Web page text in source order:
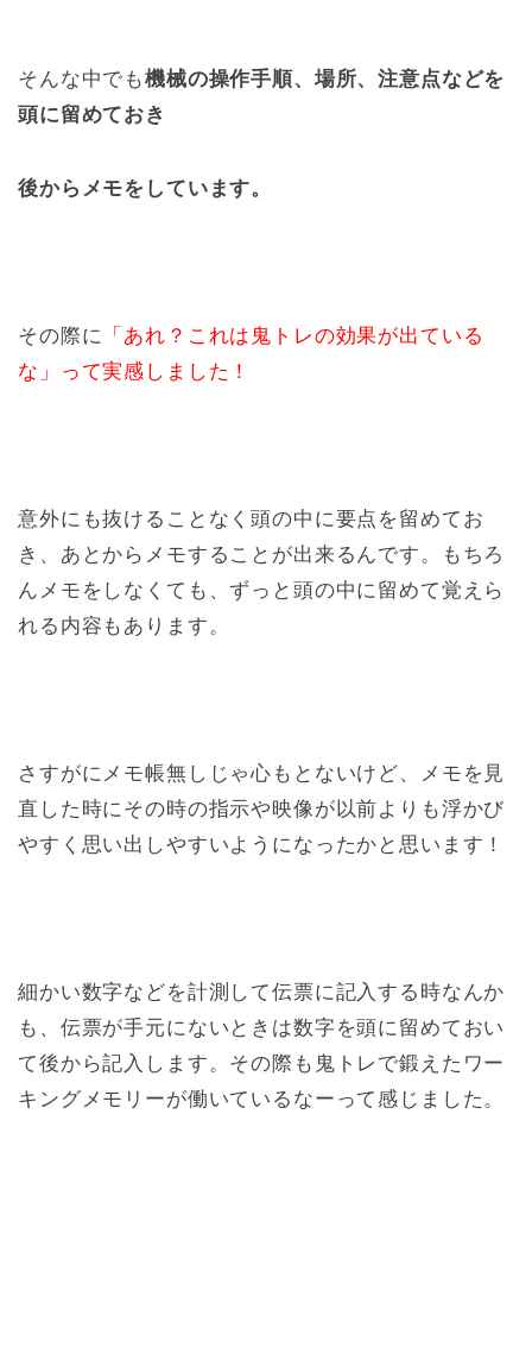
そんな中でも機械の操作手順、場所、注意点などを
頭に留めておき
後からメモをしています。
その際に 「あれ？これは鬼トレの効果が出ている
な」って実感しました！
意外にも抜けることなく頭の中に要点を留めてお
き、あとからメモすることが出来るんです。もちろ
んメモをしなくても、ずっと頭の中に留めて覚えら
れる内容もあります。
さすがにメモ帳無しじゃ心もとないけど、メモを見
直した時にその時の指示や映像が以前よりも浮かび
やすく思い出しやすいようになったかと思います！
細かい数字などを計測して伝票に記入する時なんか
も、伝票が手元にないときは数字を頭に留めておい
て後から記入します。その際も鬼トレで鍛えたワー
キングメモリーが働いているなーって感じました。